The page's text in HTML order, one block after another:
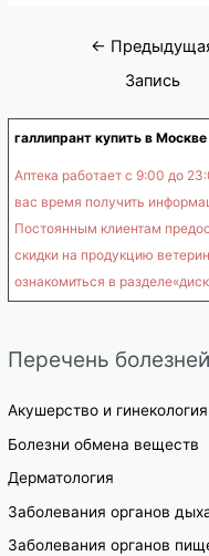
галлипрант купить в Москве
Аптека работает с 9:00 до
вас время получить
Постоянным клиентам
скидки на продукцию
ознакомиться в
Перечень болезней
Акушерство и гинекология
Болезни обмена веществ
Дерматология
Заболевания органов
Заболевания органов
Навигация
←
Запись